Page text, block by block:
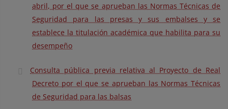
abril, por el que se aprueban las Normas Técnicas de
Seguridad para las presas y sus embalses y se
establece la titulación académica que habilita para su
desempeño
Consulta pública previa relativa al Proyecto de Real
Decreto por el que se aprueban las Normas Técnicas
de Seguridad para las balsas